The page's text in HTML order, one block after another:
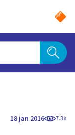
18 jan 2016 7.3k